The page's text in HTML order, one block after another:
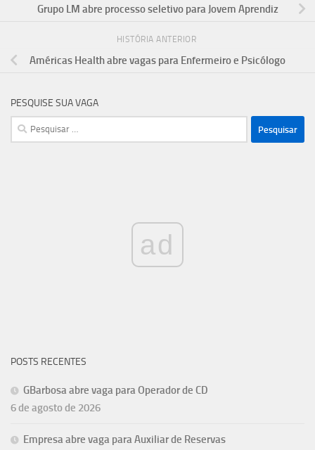
Grupo LM abre processo seletivo para Jovem Aprendiz
HISTÓRIA ANTERIOR
Américas Health abre vagas para Enfermeiro e Psicólogo
PESQUISE SUA VAGA
Pesquisar
por:
ad
POSTS RECENTES
GBarbosa abre vaga para Operador de CD
6 de agosto de 2026
Empresa abre vaga para Auxiliar de Reservas